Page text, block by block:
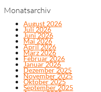
Monatsarchiv
August 2026
Juli 2026
Juni 2026
Mai 2026
April 2026
März 2026
Februar 2026
Januar 2026
Dezember 2025
November 2025
Oktober 2025
September 2025